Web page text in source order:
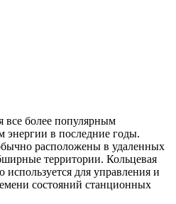
все более популярным
энергии в последние годы.
расположены в удаленных
территории. Кольцевая
используется для управления и
состояний станционных